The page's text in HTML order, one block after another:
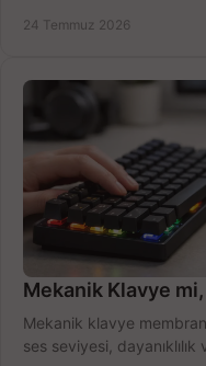
24 Temmuz 2026
Mekanik Klavye
Mekanik klavye
ses seviyesi,